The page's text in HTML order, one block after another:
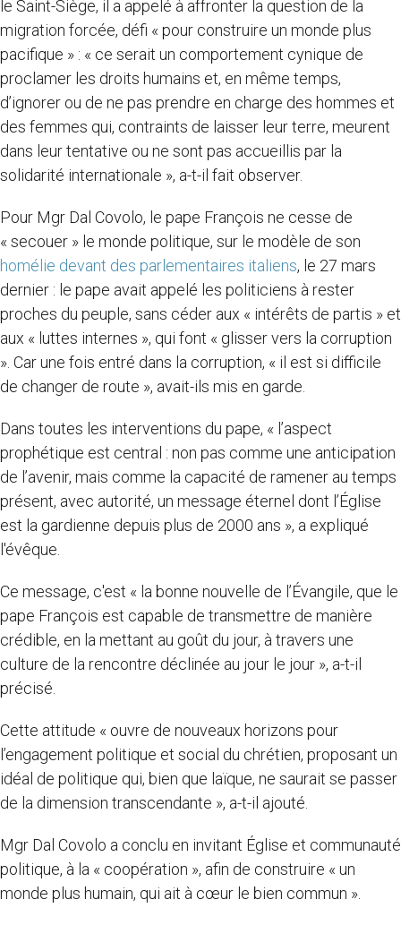
le Saint-Siège, il a appelé à affronter la question de la
migration forcée, défi « pour construire un monde plus
pacifique » : « ce serait un comportement cynique de
proclamer les droits humains et, en même temps,
d’ignorer ou de ne pas prendre en charge des hommes et
des femmes qui, contraints de laisser leur terre, meurent
dans leur tentative ou ne sont pas accueillis par la
solidarité internationale », a-t-il fait observer.
Pour Mgr Dal Covolo, le pape François ne cesse de
« secouer » le monde politique, sur le modèle de son
homélie devant des parlementaires italiens, le 27 mars
dernier : le pape avait appelé les politiciens à rester
proches du peuple, sans céder aux « intérêts de partis » et
aux « luttes internes », qui font « glisser vers la corruption
». Car une fois entré dans la corruption, « il est si difficile
de changer de route », avait-ils mis en garde.
Dans toutes les interventions du pape, « l’aspect
prophétique est central : non pas comme une anticipation
de l’avenir, mais comme la capacité de ramener au temps
présent, avec autorité, un message éternel dont l’Église
est la gardienne depuis plus de 2000 ans », a expliqué
l'évêque.
Ce message, c'est « la bonne nouvelle de l’Évangile, que le
pape François est capable de transmettre de manière
crédible, en la mettant au goût du jour, à travers une
culture de la rencontre déclinée au jour le jour », a-t-il
précisé.
Cette attitude « ouvre de nouveaux horizons pour
l’engagement politique et social du chrétien, proposant un
idéal de politique qui, bien que laïque, ne saurait se passer
de la dimension transcendante », a-t-il ajouté.
Mgr Dal Covolo a conclu en invitant Église et communauté
politique, à la « coopération », afin de construire « un
monde plus humain, qui ait à cœur le bien commun ».